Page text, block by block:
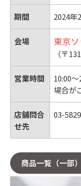
期間 2024年
会場 東京
（〒
営業時間
10:00
場合が
店舗問合
せ先
03-
商品一覧（一部）